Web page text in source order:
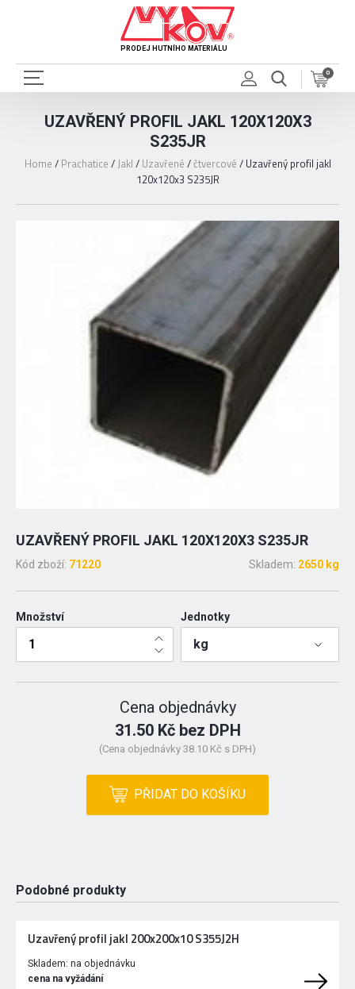
PRODEJ HUTNÍHO MATERIÁLU
0
UZAVŘENÝ PROFIL JAKL 120X120X3
S235JR
Home / Prachatice /Jakl / Uzavřené /čtvercové / Uzavřený profil jakl
120x120x3 S235JR
UZAVŘENÝ PROFIL JAKL 120X120X3 S235JR
Kód zboží: 71220 Skladem: 2650 kg
Množství Jednotky
kg
Cena objednávky
31.50 Kč bez DPH
(Cena objednávky 38.10 Kč s DPH)
PŘIDAT DO KOŠÍKU
Podobné produkty
Uzavřený profil jakl 200x200x10 S355J2H
Skladem: na objednávku
cena na vyžádání